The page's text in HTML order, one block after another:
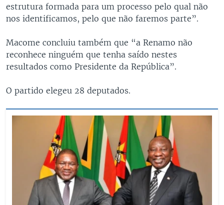
estrutura formada para um processo pelo qual não
nos identificamos, pelo que não faremos parte”.
Macome concluiu também que “a Renamo não
reconhece ninguém que tenha saído nestes
resultados como Presidente da República”.
O partido elegeu 28 deputados.